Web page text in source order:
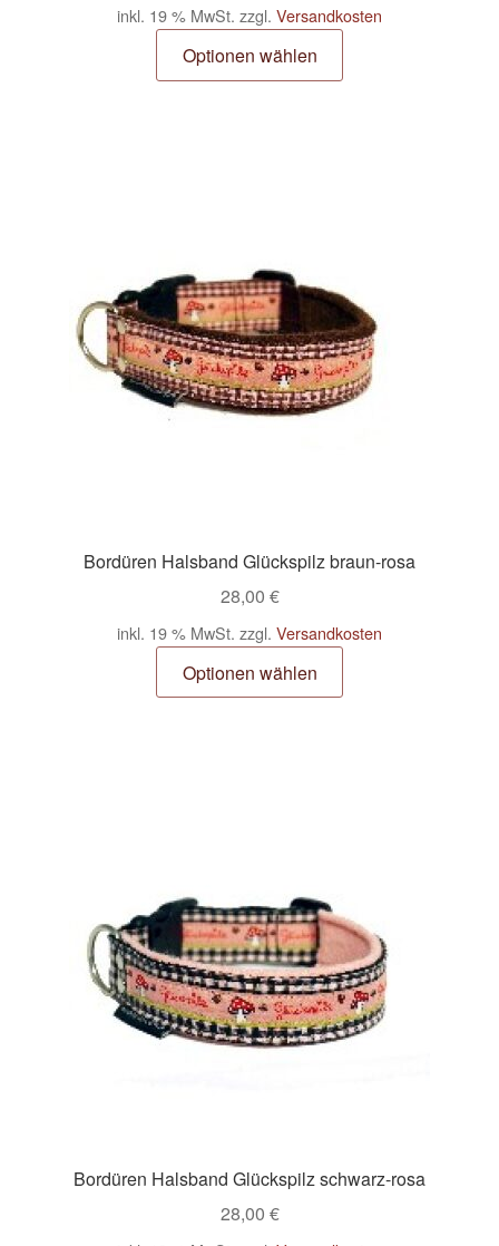
inkl. 19 % MwSt. zzgl. Versandkosten
Optionen wählen
Bordüren Halsband Glückspilz braun-rosa
28,00 €
inkl. 19 % MwSt. zzgl. Versandkosten
Optionen wählen
Bordüren Halsband Glückspilz schwarz-rosa
28,00 €